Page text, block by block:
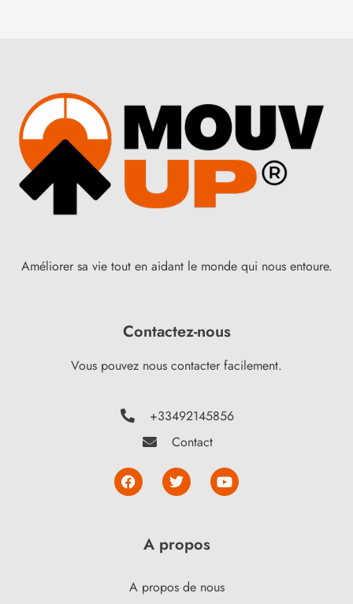
Améliorer sa vie tout en aidant le monde qui nous entoure.
Contactez-nous
Vous pouvez nous contacter facilement.
+33492145856
Contact
A propos
A propos de nous